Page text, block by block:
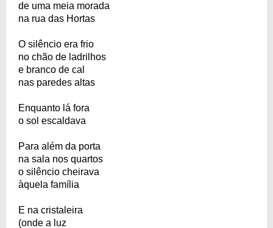
de uma meia morada
na rua das Hortas
O silêncio era frio
no chão de ladrilhos
e branco de cal
nas paredes altas
Enquanto lá fora
o sol escaldava
Para além da porta
na sala nos quartos
o silêncio cheirava
àquela família
E na cristaleira
(onde a luz